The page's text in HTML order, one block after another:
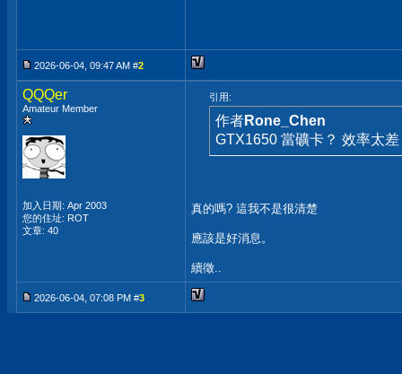
2026-06-04, 09:47 AM #2
QQQer
Amateur Member
加入日期: Apr 2003
您的住址: ROT
文章: 40
引用:
作者Rone_Chen
GTX1650 當礦卡？ 效率太差
真的嗎? 這我不是很清楚
應該是好消息。
續徵..
2026-06-04, 07:08 PM #3